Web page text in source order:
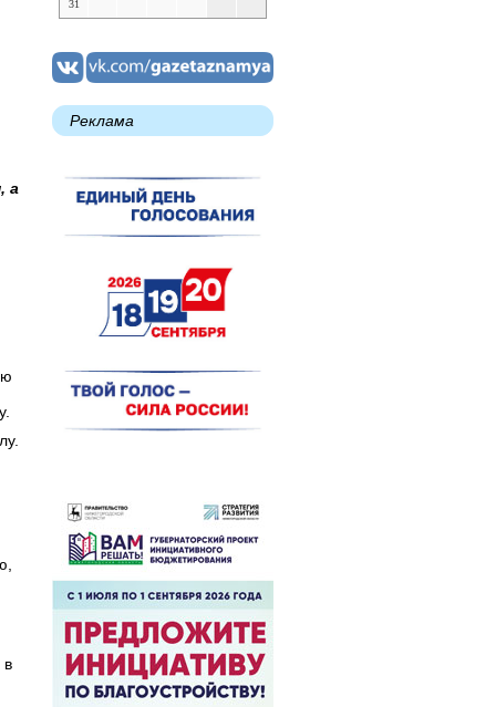
а
в
31
Реклама